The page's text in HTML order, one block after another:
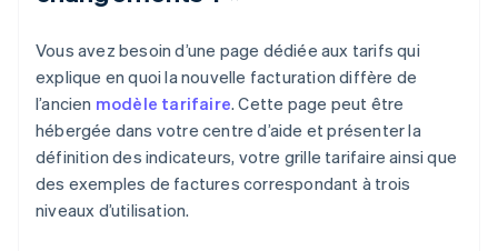
Vous avez besoin d’une page dédiée aux tarifs qui
explique en quoi la nouvelle facturation diffère de
l’ancien modèle tarifaire. Cette page peut être
hébergée dans votre centre d’aide et présenter la
définition des indicateurs, votre grille tarifaire ainsi que
des exemples de factures correspondant à trois
niveaux d’utilisation.